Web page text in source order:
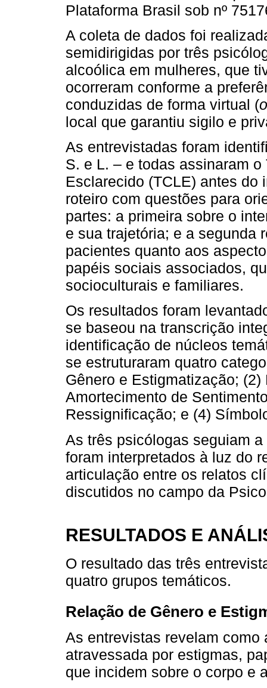
Plataforma Brasil sob nº
A coleta de dados foi
semidirigidas por três
alcoólica em mulheres, que
ocorreram conforme a
conduzidas de forma virtual (
local que garantiu sigilo e
As entrevistadas foram
S. e L. – e todas assinaram
Esclarecido (TCLE) antes
roteiro com questões para
partes: a primeira sobre o
e sua trajetória; e a segunda
pacientes quanto aos
papéis sociais associados,
socioculturais e familiares.
Os resultados foram
se baseou na transcrição
identificação de núcleos
se estruturaram quatro
Gênero e Estigmatização;
Amortecimento de
Ressignificação; e (4)
As três psicólogas seguiam
foram interpretados à luz do
articulação entre os relatos
discutidos no campo da
RESULTADOS E
O resultado das três
quatro grupos temáticos.
Relação de Gênero e
As entrevistas revelam como
atravessada por estigmas,
que incidem sobre o corpo e